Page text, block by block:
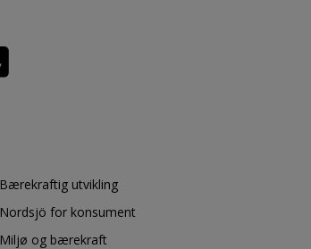
Bærekraftig utvikling
Nordsjö for konsument
Miljø og bærekraft